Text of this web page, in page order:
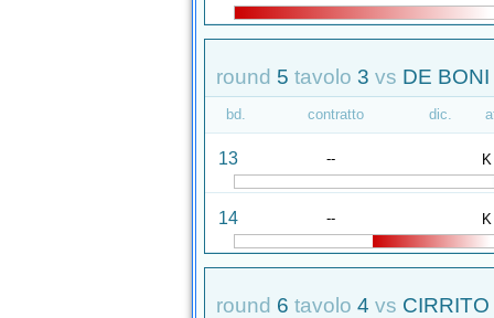
round 5 tavolo 3 vs DE
bd. contratto dic.
13 -- K
14 -- K
round 6 tavolo 4 vs